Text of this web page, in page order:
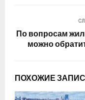
По вопросам
можно
ПОХОЖИЕ